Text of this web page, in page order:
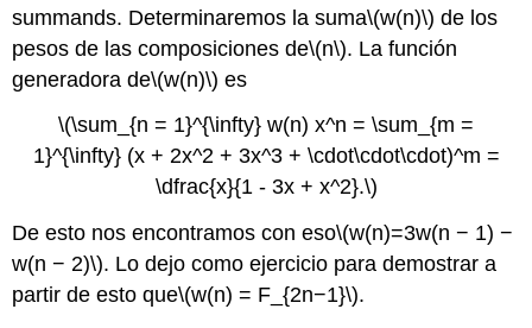
summands. Determinaremos la suma\(w(n)\) de los
pesos de las composiciones de\(n\). La función
generadora de\(w(n)\) es
\(\sum_{n = 1}^{\infty} w(n) x^n = \sum_{m =
1}^{\infty} (x + 2x^2 + 3x^3 + \cdot\cdot\cdot)^m =
\dfrac{x}{1 - 3x + x^2}.\)
De esto nos encontramos con eso\(w(n)=3w(n − 1) −
w(n − 2)\). Lo dejo como ejercicio para demostrar a
partir de esto que\(w(n) = F_{2n−1}\).